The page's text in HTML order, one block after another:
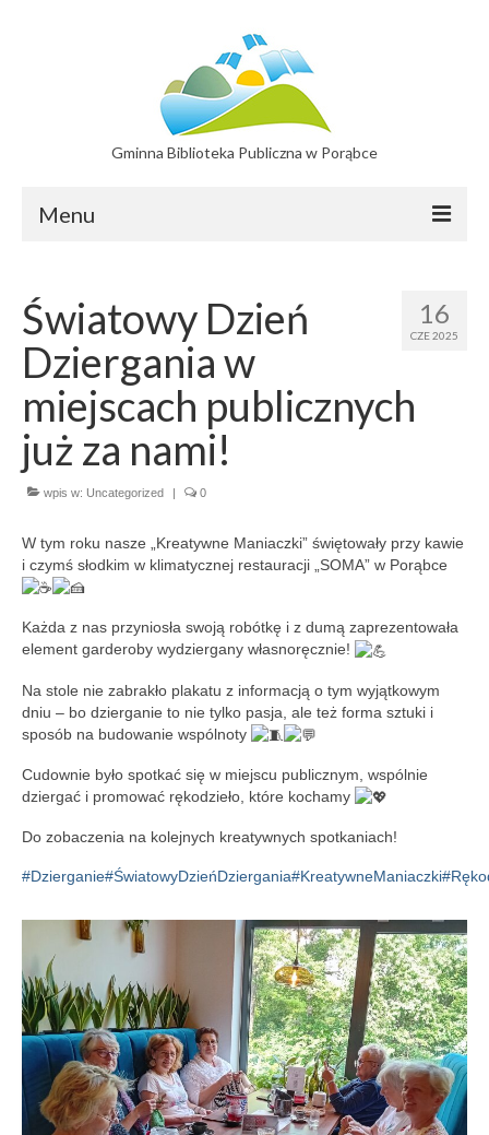
Gminna Biblioteka Publiczna w Porąbce
Menu
Filia w Bujakowie
Filia w Czańcu
Filia w Kobiernicach
Katalog On-line
Aktualności
Wydarzenia 2022
wydarzenia 2020
wydarzenia 2018
wydarzenia 2017
wydarzenia 2016
Polityka prywatności
Regulamin
Regulamin korzystania ze zbiorów i usług GBP
w Porąbce.
Galeria
16
CZE 2025
Światowy Dzień
Dziergania w
miejscach publicznych
już za nami!
wpis w: Uncategorized | 0
W tym roku nasze „Kreatywne Maniaczki” świętowały przy kawie
i czymś słodkim w klimatycznej restauracji „SOMA” w Porąbce
Każda z nas przyniosła swoją robótkę i z dumą zaprezentowała
element garderoby wydziergany własnoręcznie!
Na stole nie zabrakło plakatu z informacją o tym wyjątkowym
dniu – bo dzierganie to nie tylko pasja, ale też forma sztuki i
sposób na budowanie wspólnoty
Cudownie było spotkać się w miejscu publicznym, wspólnie
dziergać i promować rękodzieło, które kochamy
Do zobaczenia na kolejnych kreatywnych spotkaniach!
#Dzierganie#ŚwiatowyDzieńDziergania#KreatywneManiaczki